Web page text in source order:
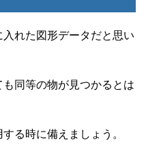
れた図形データだと思い
同等の物が見つかるとは
る時に備えましょう。